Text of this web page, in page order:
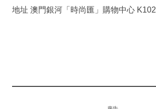
地址 澳門銀河「時尚匯」購物中心 K102